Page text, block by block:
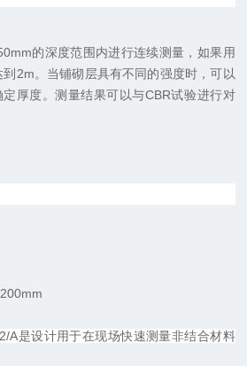
的深度范围内进行连续测量，如果用
2m。当铺砌层具有不同的强度时，可以
厚度。测量结果可以与CBR试验进行对
A是设计用于在现场快速测量非结合材料